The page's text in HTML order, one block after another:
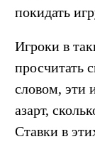
покидать
Игроки в
просчитать
словом, эти
азарт,
Ставки в